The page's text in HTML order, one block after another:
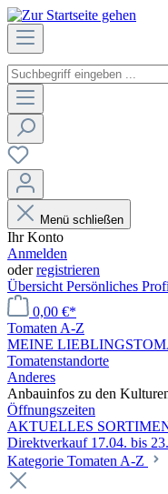
Menü schließen
Ihr Konto
Anmelden
oderregistrieren
Übersicht Persönliches
0,00 €*
Tomaten A-Z
MEINE
Tomatenstandorte
Anderes
Anbauinfos zu den
Öffnungszeiten
AKTUELLES
Direktverkauf 17.04. bis
Kategorie Tomaten A-Z